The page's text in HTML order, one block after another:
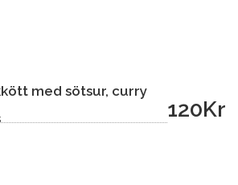
med sötsur, curry
120Kr